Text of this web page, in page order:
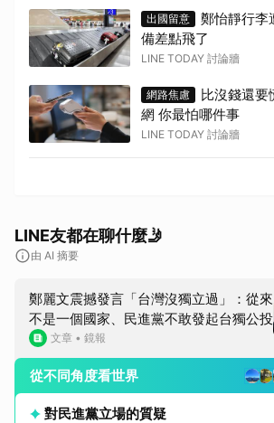
出國留意
鄭怡靜行李
備差點飛了
LINE TODAY 討論牆
網路焦慮
比沒錢還要
網 你最怕哪件事
LINE TODAY 討論牆
LINE友都在聊什麼🤳
由 AI 摘要
鄭麗文震撼發言「台灣沒獨立過」：從來
不是一個國家、民進黨不敢發起台獨公投
文章 • 鏡報
從不同角度看世界
對民進黨立場的質疑